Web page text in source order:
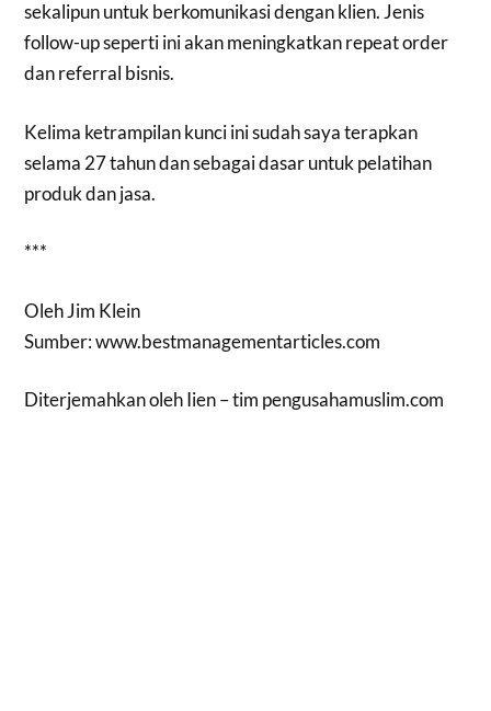
sekalipun untuk berkomunikasi dengan klien. Jenis
follow-up seperti ini akan meningkatkan repeat order
dan referral bisnis.
Kelima ketrampilan kunci ini sudah saya terapkan
selama 27 tahun dan sebagai dasar untuk pelatihan
produk dan jasa.
***
Oleh Jim Klein
Sumber: www.bestmanagementarticles.com
Diterjemahkan oleh Iien – tim pengusahamuslim.com